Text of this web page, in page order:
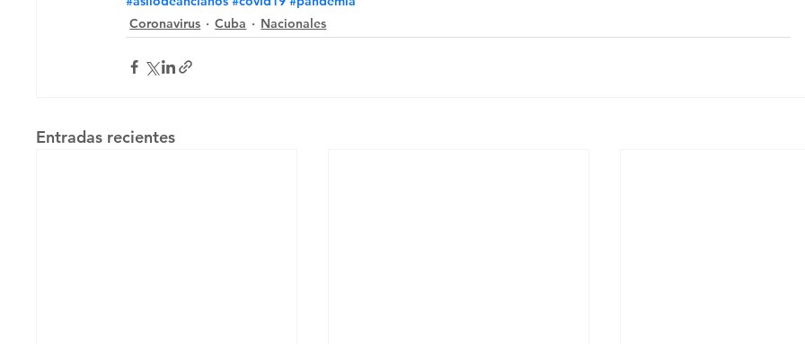
Coronavirus
Cuba Nacionales
Entradas recientes